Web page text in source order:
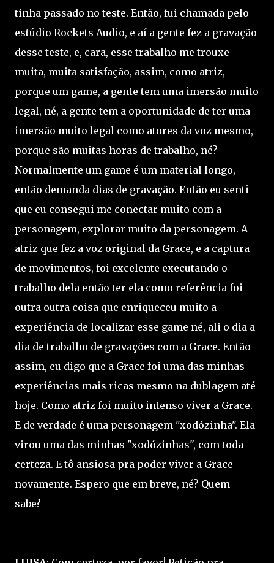
tinha passado no teste. Então, fui chamada pelo
estúdio Rockets Audio, e aí a gente fez a gravação
desse teste, e, cara, esse trabalho me trouxe
muita, muita satisfação, assim, como atriz,
porque um game, a gente tem uma imersão muito
legal, né, a gente tem a oportunidade de ter uma
imersão muito legal como atores da voz mesmo,
porque são muitas horas de trabalho, né?
Normalmente um game é um material longo,
então demanda dias de gravação. Então eu senti
que eu consegui me conectar muito com a
personagem, explorar muito da personagem. A
atriz que fez a voz original da Grace, e a captura
de movimentos, foi excelente executando o
trabalho dela então ter ela como referência foi
outra outra coisa que enriqueceu muito a
experiência de localizar esse game né, ali o dia a
dia de trabalho de gravações com a Grace. Então
assim, eu digo que a Grace foi uma das minhas
experiências mais ricas mesmo na dublagem até
hoje. Como atriz foi muito intenso viver a Grace.
E de verdade é uma personagem "xodózinha". Ela
virou uma das minhas "xodózinhas", com toda
certeza. E tô ansiosa pra poder viver a Grace
novamente. Espero que em breve, né? Quem
sabe?